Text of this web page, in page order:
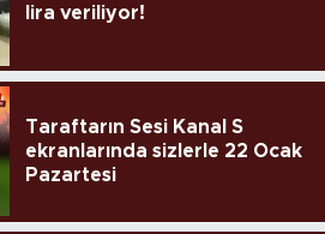
lira veriliyor!
Taraftarın Sesi Kanal S
ekranlarında sizlerle 22 Ocak
Pazartesi